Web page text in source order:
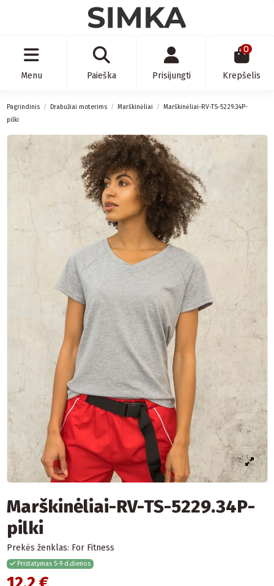
Menu Paieška Prisijungti
0
Krepšelis
Pagrindinis Drabužiai moterims Marškinėliai
Marškinėliai-RV-TS-5229.34P-
pilki
Marškinėliai-RV-TS-5229.34P-
pilki
Prekės ženklas: For Fitness
Pristatymas 5-9 d.dienos